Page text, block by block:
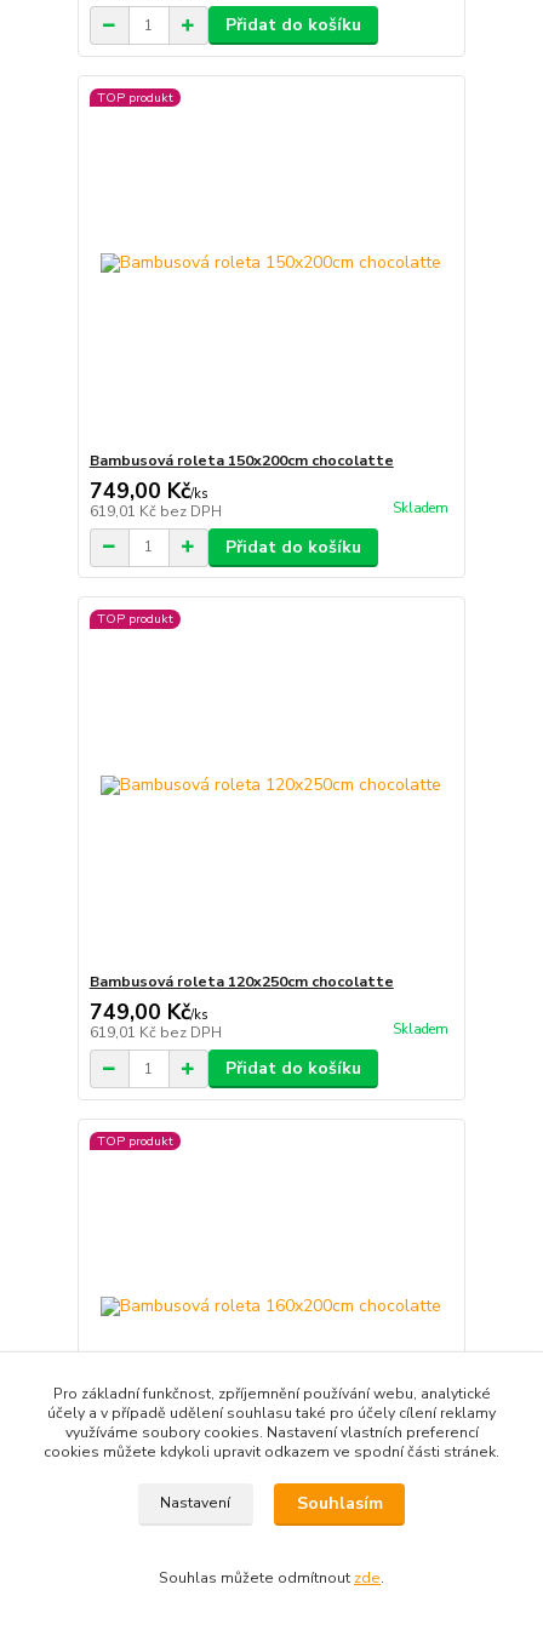
Přidat do košíku
TOP produkt
Bambusová roleta 150x200cm chocolatte
749,00 Kč/ks
619,01 Kč bez DPH Skladem
Přidat do košíku
TOP produkt
Bambusová roleta 120x250cm chocolatte
749,00 Kč/ks
619,01 Kč bez DPH Skladem
Přidat do košíku
TOP produkt
Bambusová roleta 160x200cm chocolatte
839,00 Kč
Přidat do košíku
Pro základní funkčnost, zpříjemnění používání webu, analytické
účely a v případě udělení souhlasu také pro účely cílení reklamy
využíváme soubory cookies. Nastavení vlastních preferencí
cookies můžete kdykoli upravit odkazem ve spodní části stránek.
Nastavení Souhlasím
Souhlas můžete odmítnout zde.